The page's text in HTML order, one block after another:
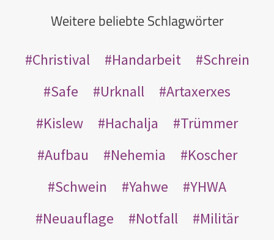
Weitere beliebte Schlagwörter
Christival Handarbeit
Schrein
Safe
Urknall
Artaxerxes
Kislew
Hachalja
Trümmer
Aufbau
Nehemia
Koscher
Schwein
Yahwe
YHWA
Neuauflage
Notfall
Militär